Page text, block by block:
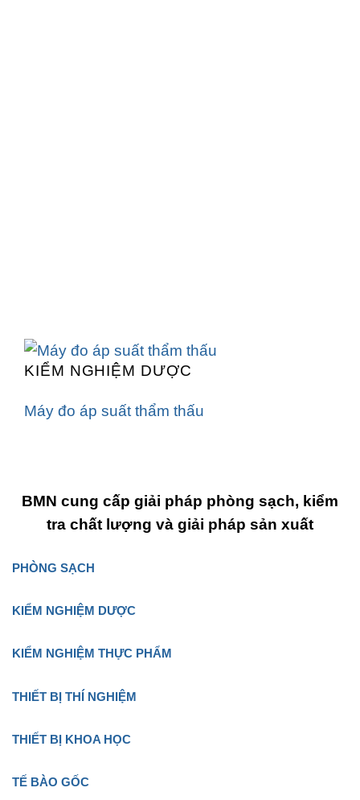
KIỂM NGHIỆM DƯỢC
Máy đo áp suất thẩm thấu
BMN cung cấp giải pháp phòng sạch, kiểm
tra chất lượng và giải pháp sản xuất
PHÒNG SẠCH
KIỂM NGHIỆM DƯỢC
KIỂM NGHIỆM THỰC PHẨM
THIẾT BỊ THÍ NGHIỆM
THIẾT BỊ KHOA HỌC
TẾ BÀO GỐC